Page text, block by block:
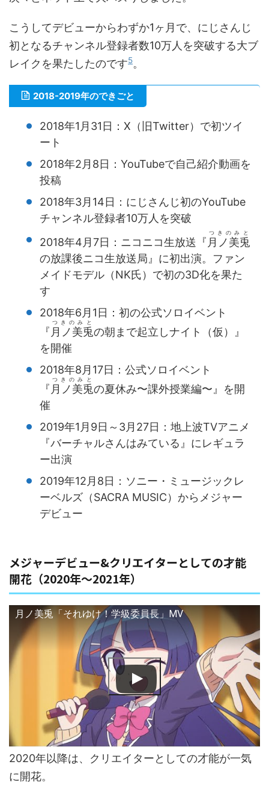
こうしてデビューからわずか1ヶ月で、にじさんじ
初となるチャンネル登録者数10万人を突破する大ブ
レイクを果たしたのです5。
2018-2019年のできごと
2018年1月31日：X（旧Twitter）で初ツイ
ート
2018年2月8日：YouTubeで自己紹介動画を
投稿
2018年3月14日：にじさんじ初のYouTube
チャンネル登録者10万人を突破
2018年4月7日：ニコニコ生放送『 月ノ美兎
つきのみと
の放課後ニコ生放送局』に初出演。ファン
メイドモデル（NK氏）で初の3D化を果た
す
2018年6月1日：初の公式ソロイベント
『 月ノ美兎
つきのみと
の朝まで起立しナイト（仮）』
を開催
2018年8月17日：公式ソロイベント
『 月ノ美兎
つきのみと
の夏休み〜課外授業編〜』を開
催
2019年1月9日～3月27日：地上波TVアニメ
『バーチャルさんはみている』にレギュラ
ー出演
2019年12月8日：ソニー・ミュージックレ
ーベルズ（SACRA MUSIC）からメジャー
デビュー
メジャーデビュー&クリエイターとしての才能
開花（2020年〜2021年）
月ノ美兎「それゆけ！学級委員長」MV
2020年以降は、クリエイターとしての才能が一気
に開花。